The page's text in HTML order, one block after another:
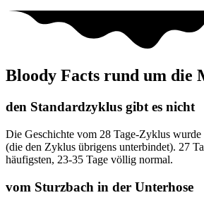
Bloody Facts rund um die
den Standardzyklus gibt es nicht
Die Geschichte vom 28 Tage-Zyklus
(die den Zyklus übrigens unterbindet). 27
häufigsten, 23-35 Tage völlig normal.
vom Sturzbach in der Unterhose